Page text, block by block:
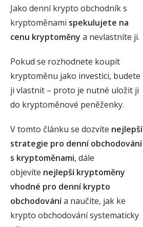
Jako denní krypto obchodník s
kryptoměnami spekulujete na
cenu kryptoměny a nevlastníte ji.
Pokud se rozhodnete koupit
kryptoměnu jako investici, budete
ji vlastnit – proto je nutné uložit ji
do kryptoměnové peněženky.
V tomto článku se dozvíte nejlepší
strategie pro denní obchodování
s kryptoměnami, dále
objevíte nejlepší kryptoměny
vhodné pro denní krypto
obchodovánía naučíte, jak ke
krypto obchodování systematicky